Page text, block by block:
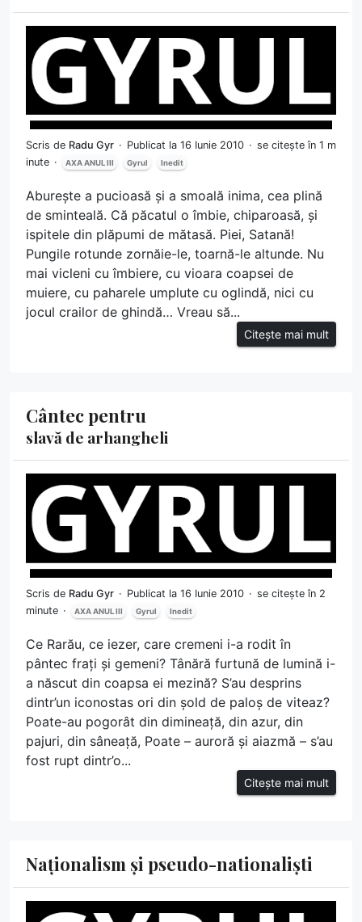
Scris de Radu Gyr Publicat la 16 Iunie 2010
se citește în 1 m
inute
AXA ANUL III Gyrul Inedit
Aburește a pucioasă și a smoală inima, cea plină
de sminteală. Că păcatul o îmbie, chiparoasă, și
ispitele din plăpumi de mătasă. Piei, Satană!
Pungile rotunde zornăie-le, toarnă-le altunde. Nu
mai vicleni cu îmbiere, cu vioara coapsei de
muiere, cu paharele umplute cu oglindă, nici cu
jocul crailor de ghindă… Vreau să...
Citește mai mult
Cântec pentru
slavă de arhangheli
Scris de Radu Gyr Publicat la 16 Iunie 2010
se citește în 2
minute
AXA ANUL III Gyrul Inedit
Ce Rarău, ce iezer, care cremeni i-a rodit în
pântec frați și gemeni? Tânără furtună de lumină i-
a născut din coapsa ei mezină? S’au desprins
dintr’un iconostas ori din șold de paloș de viteaz?
Poate-au pogorât din dimineață, din azur, din
pajuri, din sâneață, Poate – auroră și aiazmă – s’au
fost rupt dintr’o...
Citește mai mult
Naționalism și pseudo-nationaliști